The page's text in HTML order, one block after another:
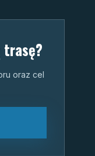
trasę?
oraz cel